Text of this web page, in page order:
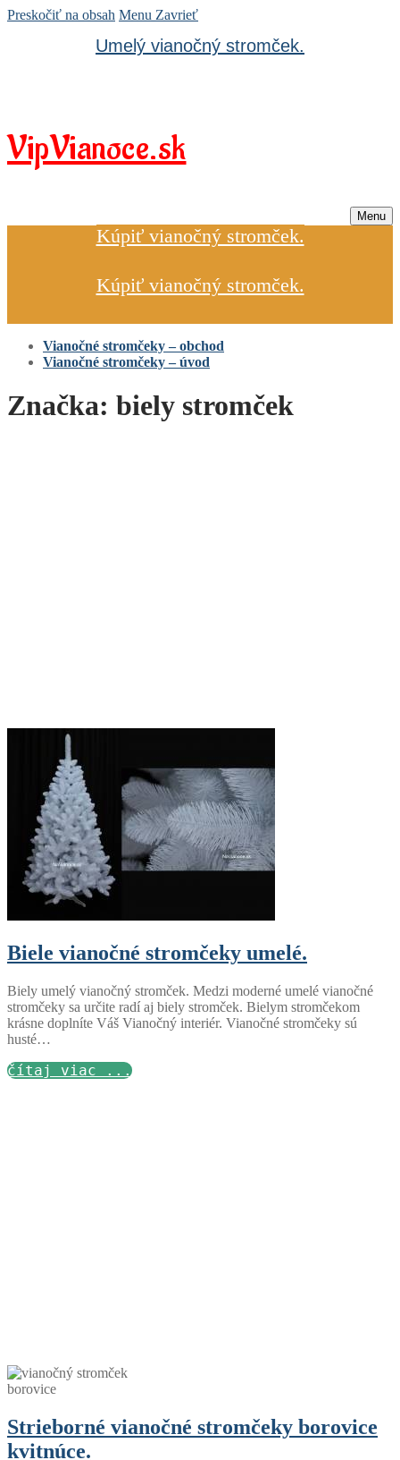
Preskočiť na obsah Menu Zavrieť
Umelý vianočný stromček.
VipVianoce.sk
Menu
Kúpiť vianočný stromček.
Kúpiť vianočný stromček.
Vianočné stromčeky – obchod
Vianočné stromčeky – úvod
Značka: biely stromček
Biele vianočné stromčeky umelé.
Biely umelý vianočný stromček. Medzi moderné umelé vianočné
stromčeky sa určite radí aj biely stromček. Bielym stromčekom
krásne doplníte Váš Vianočný interiér. Vianočné stromčeky sú
husté…
čítaj viac ...
Strieborné vianočné stromčeky borovice
kvitnúce.